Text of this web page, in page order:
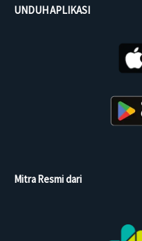
UNDUH APLIKASI
Mitra Resmi dari